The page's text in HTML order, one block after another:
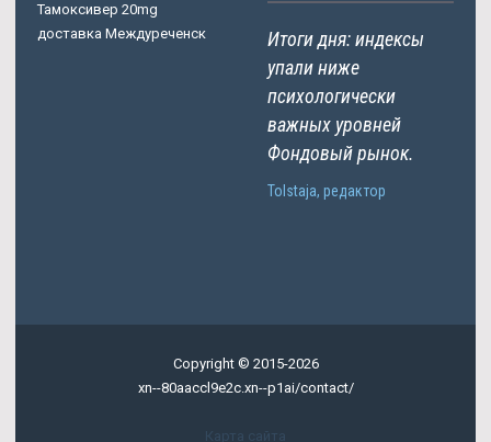
Тамоксивер 20mg
доставка Междуреченск
Итоги дня: индексы
упали ниже
психологически
важных уровней
Фондовый рынок.
Tolstaja, редактор
Copyright © 2015-2026
xn--80aaccl9e2c.xn--p1ai/contact/
Карта сайта